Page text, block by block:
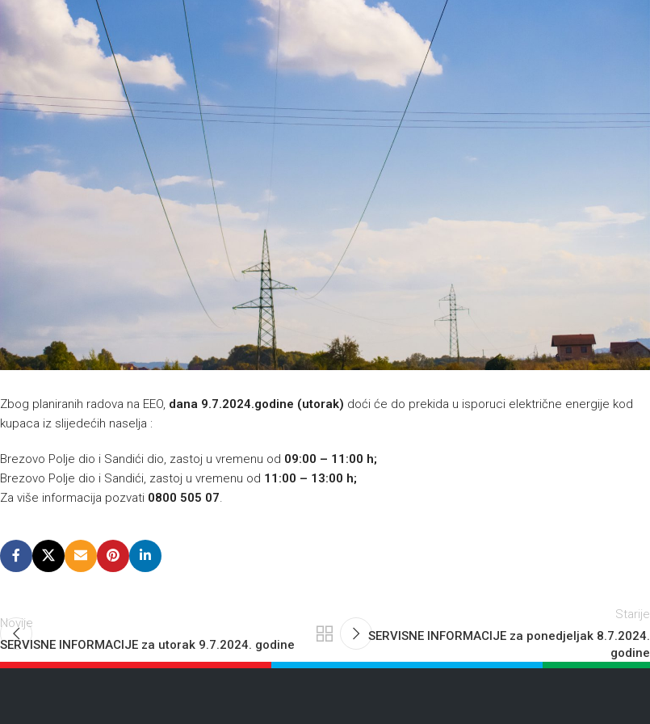
Zbog planiranih radova na EEO, dana 9.7.2024.godine (utorak) doći će do prekida u isporuci električne energije kod
kupaca iz slijedećih naselja :
Brezovo Polje dio i Sandići dio, zastoj u vremenu od 09:00 – 11:00 h;
Brezovo Polje dio i Sandići, zastoj u vremenu od 11:00 – 13:00 h;
Za više informacija pozvati 0800 505 07.
Novije
SERVISNE INFORMACIJE za utorak 9.7.2024. godine
Starije
SERVISNE INFORMACIJE za ponedjeljak 8.7.2024.
godine